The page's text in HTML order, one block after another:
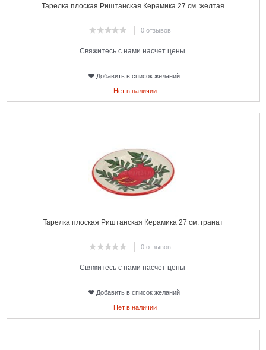
Тарелка плоская Риштанская Керамика 27 см. желтая
0 отзывов
Свяжитесь с нами насчет цены
Добавить в список желаний
Нет в наличии
Тарелка плоская Риштанская Керамика 27 см. гранат
0 отзывов
Свяжитесь с нами насчет цены
Добавить в список желаний
Нет в наличии